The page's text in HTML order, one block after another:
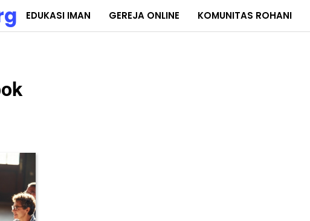
EDUKASI IMAN GEREJA ONLINE KOMUNITAS ROHANI